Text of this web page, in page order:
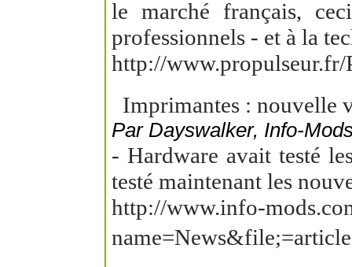
le marché français,
professionnels - et à la
http://www.propulseur.fr/
Imprimantes : nouvelle
Par Dayswalker, Info-
- Hardware avait testé
testé maintenant les
http://www.info-